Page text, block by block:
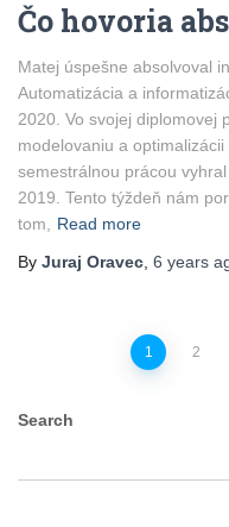
Čo hovoria
Matej úspešne absolvoval
Automatizácia a
2020. Vo svojej diplomovej
modelovaniu a
semestrálnou prácou
2019. Tento týždeň nám
tom,
Read more
By Juraj Oravec 6 years
pagination
1 2
Search